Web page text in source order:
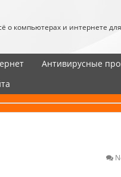
о компьютерах и интернете
Антивирусные